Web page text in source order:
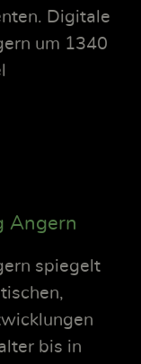
Digitale
um 1340
Angern
spiegelt
bis in